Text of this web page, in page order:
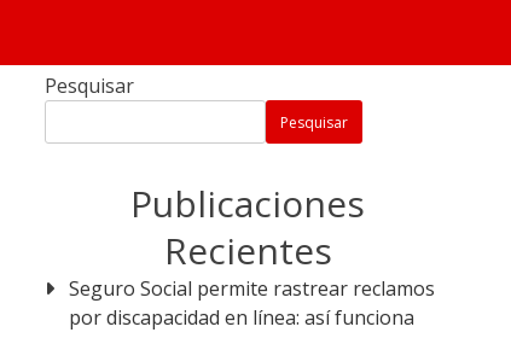
G2 Dicas
recibe toda la información más reciente sobre los
bonos y programas 820 disponibles en Perú hasta
2025. Después de unirte, serás redirigido al mismo
Pesquisar
Pesquisar
Publicaciones
Recientes
Seguro Social permite rastrear reclamos
por discapacidad en línea: así funciona